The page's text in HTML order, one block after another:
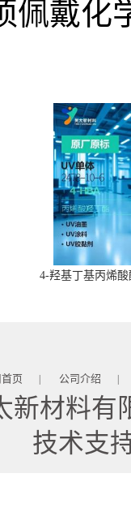
佩戴化
4-羟基丁基丙烯
页 公司介绍
新材料有
技术支